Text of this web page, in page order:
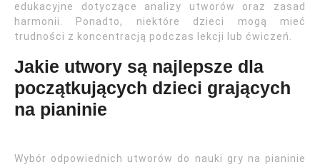
edukacyjne dotyczące analizy utworów oraz zasad
harmonii. Ponadto, niektóre dzieci mogą mieć
trudności z koncentracją podczas lekcji lub ćwiczeń.
Jakie utwory są najlepsze dla
początkujących dzieci grających
na pianinie
Wybór odpowiednich utworów do nauki gry na pianinie